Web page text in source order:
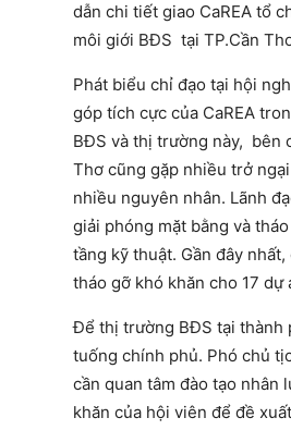
dẫn chi tiết giao CaREA tổ
môi giới BĐS tại TP.Cần
Phát biểu chỉ đạo tại hội
góp tích cực của CaREA
BĐS và thị trường này, bên
Thơ cũng gặp nhiều trở
nhiều nguyên nhân. Lãnh
giải phóng mặt bằng và
tầng kỹ thuật. Gần đây
tháo gỡ khó khăn cho 17
Để thị trường BĐS tại thành
tuống chính phủ. Phó chủ
cần quan tâm đào tạo
khăn của hội viên để đề